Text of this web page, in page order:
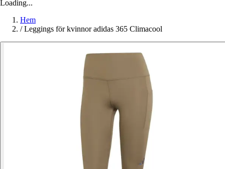
Loading...
Hem
/ Leggings för kvinnor adidas 365 Climacool